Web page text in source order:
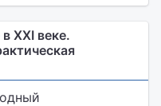
XXI веке.